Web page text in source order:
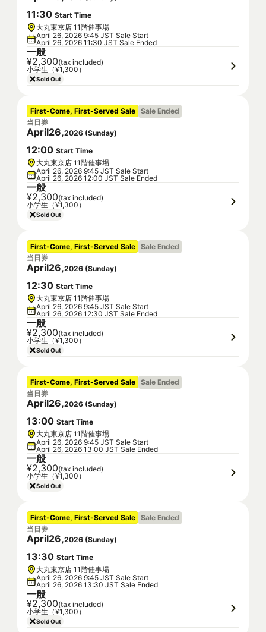
11:30 Start Time
大丸東京店 11階催事場
April 26, 2026 9:45 JST Sale Start
April 26, 2026 11:30 JST Sale Ended
一般
¥2,300(tax included)
小学生（¥1,300）
Sold Out
First-Come, First-Served Sale Sale Ended
当日券
April26,2026 (Sunday)
12:00 Start Time
大丸東京店 11階催事場
April 26, 2026 9:45 JST Sale Start
April 26, 2026 12:00 JST Sale Ended
一般
¥2,300(tax included)
小学生（¥1,300）
Sold Out
First-Come, First-Served Sale Sale Ended
当日券
April26,2026 (Sunday)
12:30 Start Time
大丸東京店 11階催事場
April 26, 2026 9:45 JST Sale Start
April 26, 2026 12:30 JST Sale Ended
一般
¥2,300(tax included)
小学生（¥1,300）
Sold Out
First-Come, First-Served Sale Sale Ended
当日券
April26,2026 (Sunday)
13:00 Start Time
大丸東京店 11階催事場
April 26, 2026 9:45 JST Sale Start
April 26, 2026 13:00 JST Sale Ended
一般
¥2,300(tax included)
小学生（¥1,300）
Sold Out
First-Come, First-Served Sale Sale Ended
当日券
April26,2026 (Sunday)
13:30 Start Time
大丸東京店 11階催事場
April 26, 2026 9:45 JST Sale Start
April 26, 2026 13:30 JST Sale Ended
一般
¥2,300(tax included)
小学生（¥1,300）
Sold Out